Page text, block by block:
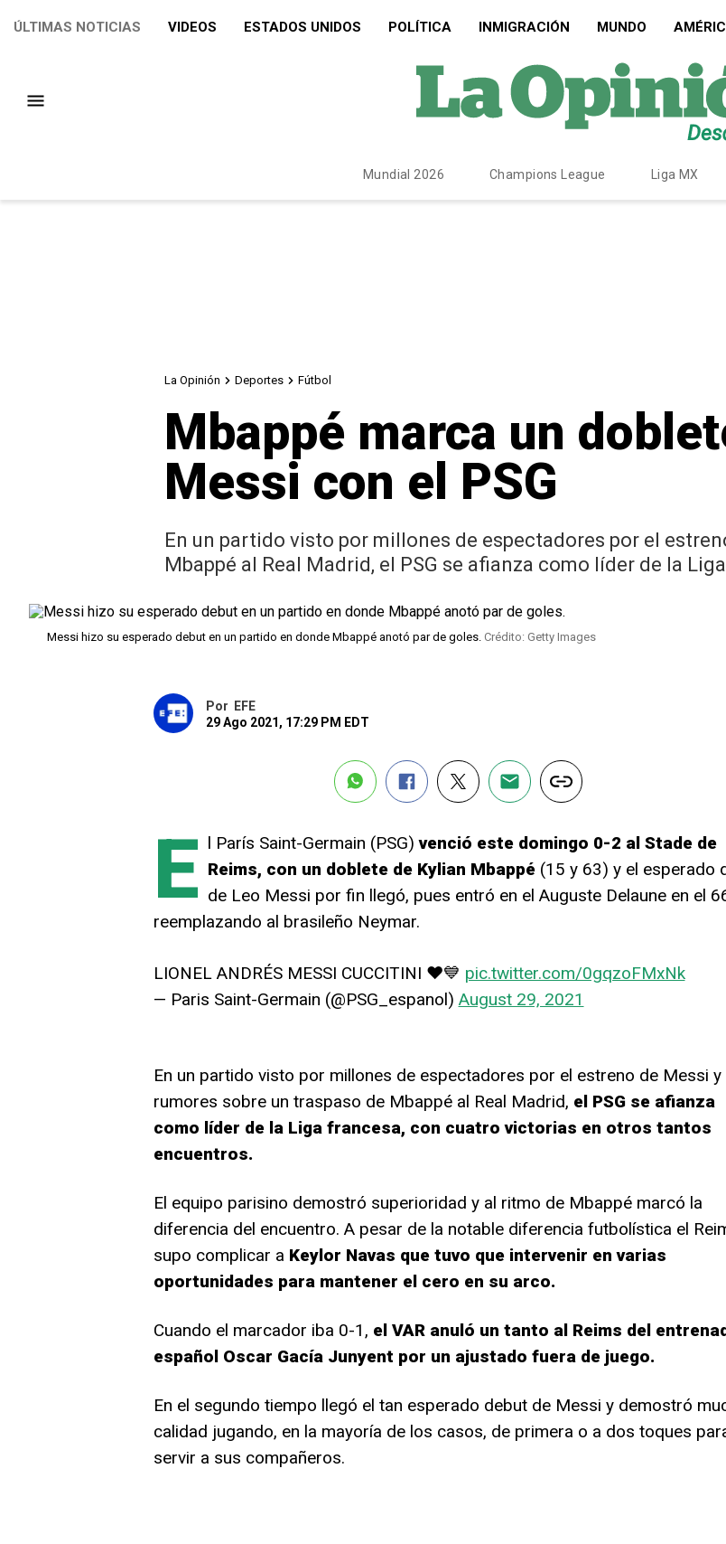
ÚLTIMAS NOTICIAS VIDEOS ESTADOS UNIDOS POLÍTICA INMIGRACIÓN MUNDO
Mundial 2026 Champions League Liga MX
La Opinión Deportes Fútbol
Mbappé marca un
Messi con el PSG
En un partido visto por millones de espectadores por el
Mbappé al Real Madrid, el PSG se afianza como líder de la
Messi hizo su esperado debut en un partido en donde Mbappé anotó par de goles. Crédito: Getty Images
Por
EFE
29 Ago 2021, 17:29 PM EDT
E l París Saint-Germain (PSG)venció este domingo 0-2 al Stade de
Reims, con un doblete de Kylian Mbappé(15 y 63) y el esperado
de Leo Messi por fin llegó, pues entró en el Auguste Delaune en el
reemplazando al brasileño Neymar.
LIONEL ANDRÉS MESSI CUCCITINI ❤️💙 pic.twitter.com/0gqzoFMxNk
— Paris Saint-Germain (@PSG_espanol) August 29, 2021
En un partido visto por millones de espectadores por el estreno de Messi y
rumores sobre un traspaso de Mbappé al Real Madrid, el PSG se afianza
como líder de la Liga francesa, con cuatro victorias en otros tantos
encuentros.
El equipo parisino demostró superioridad y al ritmo de Mbappé marcó la
diferencia del encuentro. A pesar de la notable diferencia futbolística el
supo complicar a Keylor Navas que tuvo que intervenir en varias
oportunidades para mantener el cero en su arco.
Cuando el marcador iba 0-1, el VAR anuló un tanto al Reims del
español Oscar Gacía Junyent por un ajustado fuera de juego.
En el segundo tiempo llegó el tan esperado debut de Messi y demostró
calidad jugando, en la mayoría de los casos, de primera o a dos toques
servir a sus compañeros.